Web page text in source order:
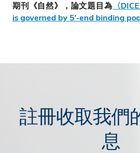
期刊《自然》，論文題目為 〈
is governed by 5’-end binding
註冊收取我們
息